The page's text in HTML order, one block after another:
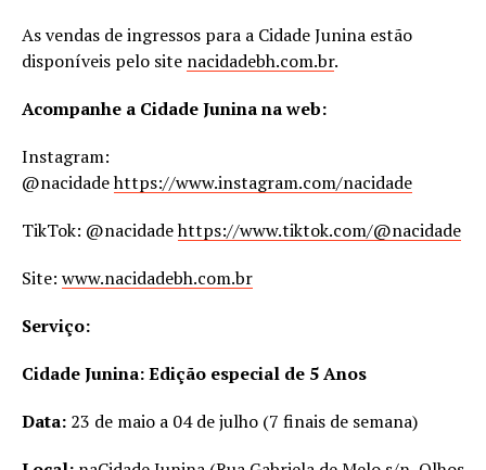
As vendas de ingressos para a Cidade Junina estão
disponíveis pelo site nacidadebh.com.br.
Acompanhe a Cidade Junina na web:
Instagram:
@nacidadehttps://www.instagram.com/nacidade
TikTok: @nacidadehttps://www.tiktok.com/@nacidade
Site: www.nacidadebh.com.br
Serviço:
Cidade Junina: Edição especial de 5 Anos
Data: 23 de maio a 04 de julho (7 finais de semana)